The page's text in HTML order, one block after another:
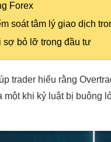
Forex
soát tâm lý giao dịch
sợ bỏ lỡ trong đầu tư
trader hiểu rằng
một khi kỷ luật bị